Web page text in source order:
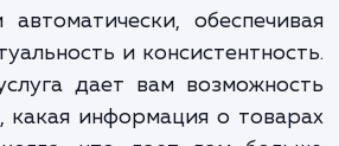
помогает вам
выгрузки
ручную работу и
ошибок. Кроме того,